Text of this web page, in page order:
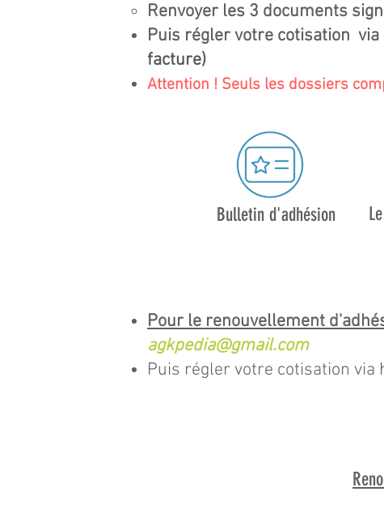
Renvoyer les 3 documents
Puis régler votre cotisation
facture)
Attention ! Seuls les dossiers
Bulletin d'adhésion
Pour le renouvellement
agkpedia@gmail.com
Puis régler votre cotisation via